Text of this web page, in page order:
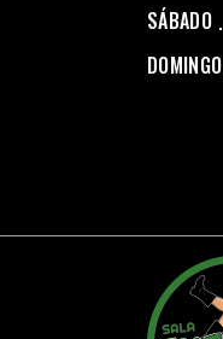
SÁBADO
DOMINGO